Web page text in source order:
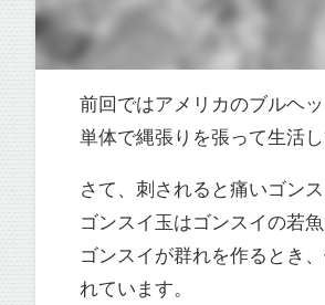
前回ではアメリカのブルヘ
単体で縄張りを張って生活
さて、刺されると痛いゴン
ゴンスイ玉はゴンスイの若
ゴンスイが群れを作るとき
れています。